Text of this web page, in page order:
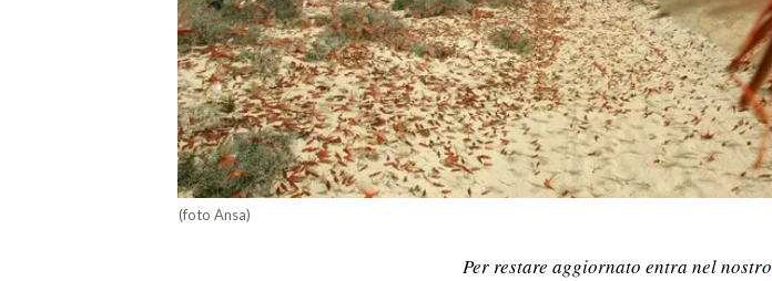
SERVIZI ALLE IMPRESE
(foto Ansa)
Per restare aggiornato entra nel nostro